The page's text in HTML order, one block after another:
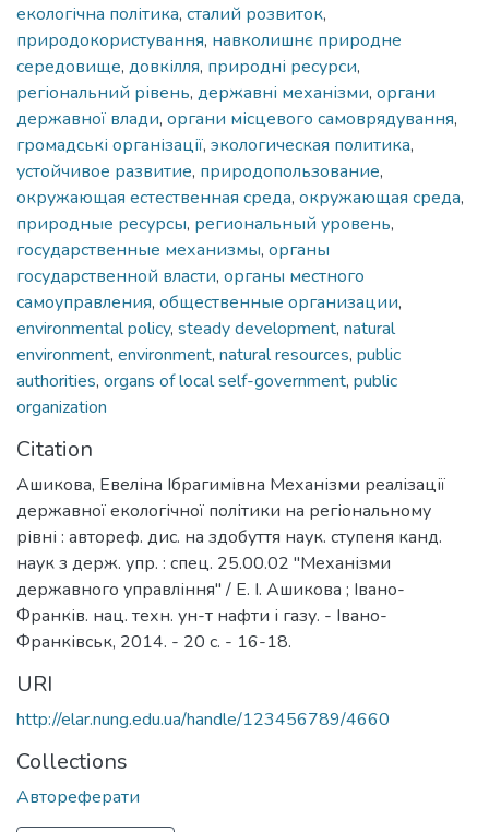
екологічна політика, сталий розвиток,
природокористування, навколишнє природне
середовище, довкілля, природні ресурси,
регіональний рівень, державні механізми, органи
державної влади, органи місцевого самоврядування,
громадські організації, экологическая политика,
устойчивое развитие, природопользование,
окружающая естественная среда, окружающая среда,
природные ресурсы, региональный уровень,
государственные механизмы, органы
государственной власти, органы местного
самоуправления, общественные организации,
environmental policy, steady development, natural
environment, environment, natural resources, public
authorities, organs of local self-government, public
organization
Citation
Ашикова, Евеліна Ібрагимівна Механізми реалізації
державної екологічної політики на регіональному
рівні : автореф. дис. на здобуття наук. ступеня канд.
наук з держ. упр. : спец. 25.00.02 "Механізми
державного управління" / Е. І. Ашикова ; Івано-
Франків. нац. техн. ун-т нафти і газу. - Івано-
Франківськ, 2014. - 20 с. - 16-18.
URI
http://elar.nung.edu.ua/handle/123456789/4660
Collections
Автореферати